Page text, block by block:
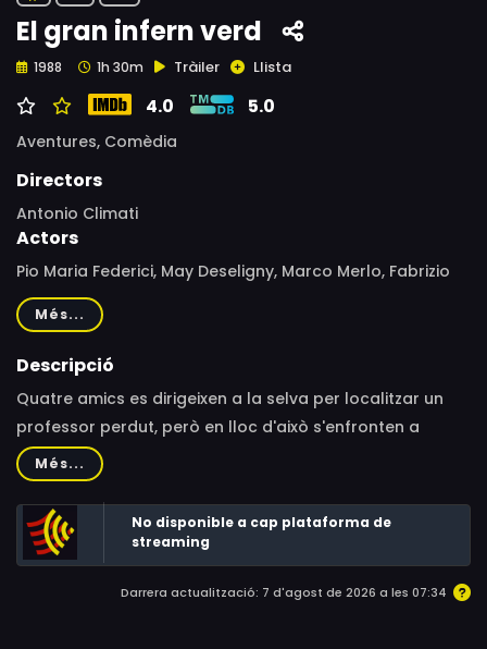
El gran infern verd
1988 1h 30m Tràiler Llista
4.0 5.0
Aventures, Comèdia
Directors
Antonio Climati
Actors
Pio Maria Federici, May Deseligny, Marco Merlo, Fabrizio
Merlo, Bruno Corazzari, Jessica Quintero, Sal Borgese,
Sasha D'Arc, Roberto Alessandri, David Maunsell,
Roberto Ricci
Més...
Descripció
Quatre amics es dirigeixen a la selva per localitzar un
professor perdut, però en lloc d'això s'enfronten a
buscadors de tresors que torturen i maten nadius.
Més...
No disponible a cap plataforma de
streaming
Darrera actualització: 7 d'agost de 2026 a les 07:34